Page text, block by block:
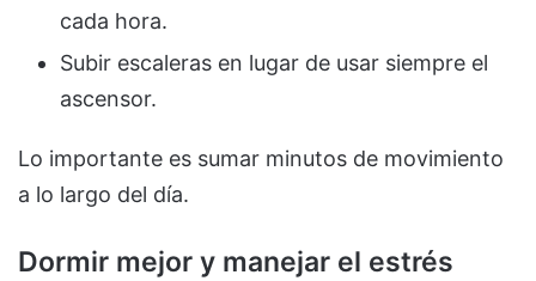
cada hora.
Subir escaleras en lugar de usar siempre el
ascensor.
Lo importante es sumar minutos de movimiento
a lo largo del día.
Dormir mejor y manejar el estrés